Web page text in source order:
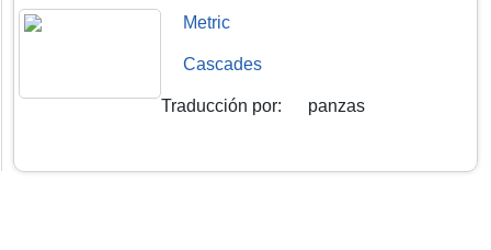
Metric
Cascades
Traducción por: panzas